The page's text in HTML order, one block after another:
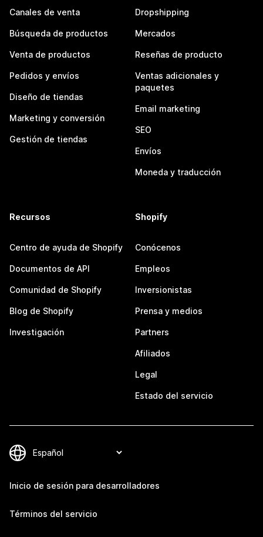
Canales de venta
Búsqueda de productos
Venta de productos
Pedidos y envíos
Diseño de tiendas
Marketing y conversión
Gestión de tiendas
Dropshipping
Mercados
Reseñas de producto
Ventas adicionales y
paquetes
Email marketing
SEO
Envíos
Moneda y traducción
Recursos
Centro de ayuda de Shopify
Documentos de API
Comunidad de Shopify
Blog de Shopify
Investigación
Shopify
Conócenos
Empleos
Inversionistas
Prensa y medios
Partners
Afiliados
Legal
Estado del servicio
Inicio de sesión para desarrolladores
Términos del servicio